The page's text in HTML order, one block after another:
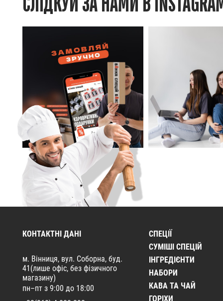
КОНТАКТНІ ДАНІ
м. Вінниця, вул. Соборна, буд.
41(лише офіс, без фізичного
магазину)
пн–пт з 9:00 до 18:00
СПЕЦІЇ
CУМІШІ СПЕЦІЙ
ІНГРЕДІЄНТИ
НАБОРИ
КАВА ТА ЧАЙ
ГОРІХИ